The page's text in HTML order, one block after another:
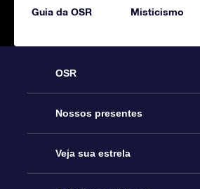
Guia da OSR Misticismo
OSR
Serviço
Entre em contato conosco
Nossos presentes
Presente estrelar on-line
Veja sua estrela